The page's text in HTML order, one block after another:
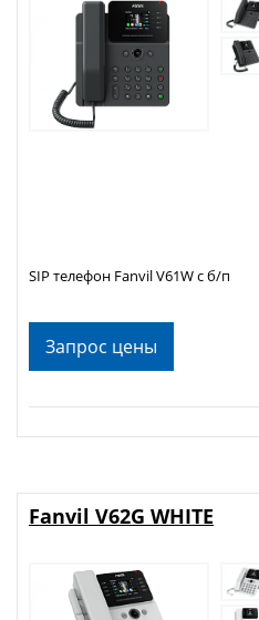
Запрос цены
SIP телефон Fanvil V61W c б/п
Fanvil V62G WHITE